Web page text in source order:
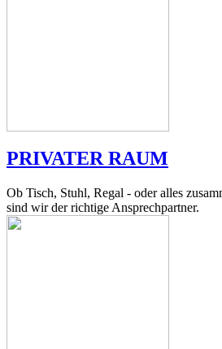
PRIVATER RAUM
Ob Tisch, Stuhl, Regal - oder alles
sind wir der richtige Ansprechpartner.